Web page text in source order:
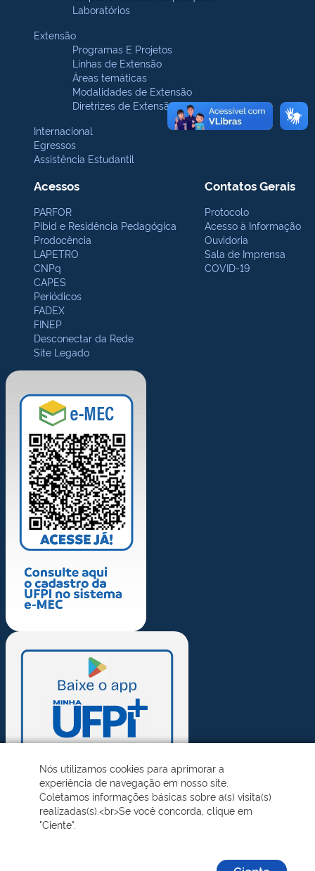
Laboratórios
Extensão
Programas E Projetos
Linhas de Extensão
Áreas temáticas
Modalidades de Extensão
Diretrizes de Extensão
Internacional
Egressos
Assistência Estudantil
Acessos
PARFOR
Pibid e Residência Pedagógica
Prodocência
LAPETRO
CNPq
CAPES
Periódicos
FADEX
FINEP
Desconectar da Rede
Site Legado
Contatos Gerais
Protocolo
Acesso à Informação
Ouvidoria
Sala de Imprensa
COVID-19
Nós utilizamos cookies para aprimorar a
experiência de navegação em nosso site.
Coletamos informações básicas sobre a(s) visita(s)
realizadas(s).<br>Se você concorda, clique em
"Ciente".